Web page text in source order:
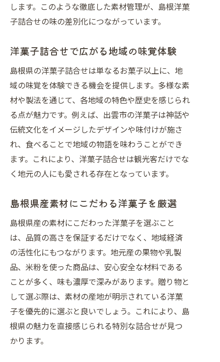
します。このような徹底した素材管理が、島根洋菓
子詰合せの味の差別化につながっています。
洋菓子詰合せで広がる地域の味覚体験
島根県の洋菓子詰合せは単なるお菓子以上に、地
域の味覚を体験できる機会を提供します。多様な素
材や製法を通じて、各地域の特色や歴史を感じられ
る点が魅力です。例えば、出雲市の洋菓子は神話や
伝統文化をイメージしたデザインや味付けが施さ
れ、食べることで地域の物語を味わうことができ
ます。これにより、洋菓子詰合せは観光客だけでな
く地元の人にも愛される存在となっています。
島根県産素材にこだわる洋菓子を厳選
島根県産の素材にこだわった洋菓子を選ぶこと
は、品質の高さを保証するだけでなく、地域経済
の活性化にもつながります。地元産の果物や乳製
品、米粉を使った商品は、安心安全な材料である
ことが多く、味も濃厚で深みがあります。贈り物と
して選ぶ際は、素材の産地が明示されている洋菓
子を優先的に選ぶと良いでしょう。これにより、島
根県の魅力を直接感じられる特別な詰合せが見つ
かります。